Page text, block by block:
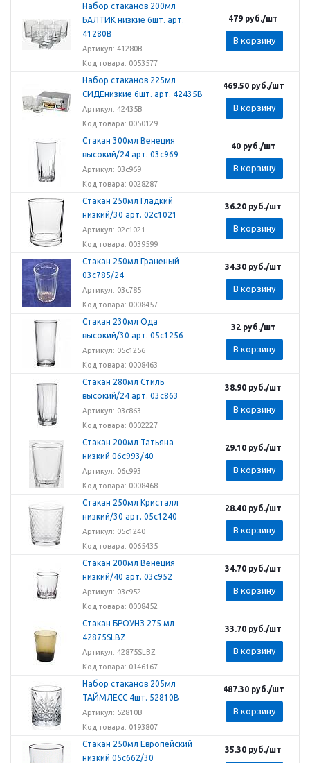
Набор стаканов 200мл
БАЛТИК низкие 6шт. арт.
41280B
Артикул: 41280B
Код товара: 0053577
479 руб./шт
В корзину
Набор стаканов 225мл
СИДЕнизкие 6шт. арт. 42435B
Артикул: 42435B
Код товара: 0050129
469.50руб./шт
В корзину
Стакан 300мл Венеция
высокий/24 арт. 03с969
Артикул: 03с969
Код товара: 0028287
40руб./шт
В корзину
Стакан 250мл Гладкий
низкий/30 арт. 02с1021
Артикул: 02с1021
Код товара: 0039599
36.20 руб./шт
В корзину
Стакан 250мл Граненый
03с785/24
Артикул: 03с785
Код товара: 0008457
34.30 руб./шт
В корзину
Стакан 230мл Ода
высокий/30 арт. 05с1256
Артикул: 05с1256
Код товара: 0008463
32руб./шт
В корзину
Стакан 280мл Стиль
высокий/24 арт. 03с863
Артикул: 03с863
Код товара: 0002227
38.90 руб./шт
В корзину
Стакан 200мл Татьяна
низкий 06с993/40
Артикул: 06с993
Код товара: 0008468
29.10 руб./шт
В корзину
Стакан 250мл Кристалл
низкий/30 арт. 05с1240
Артикул: 05с1240
Код товара: 0065435
28.40 руб./шт
В корзину
Стакан 200мл Венеция
низкий/40 арт. 03с952
Артикул: 03с952
Код товара: 0008452
34.70 руб./шт
В корзину
Стакан БРОУНЗ 275 мл
42875SLBZ
Артикул: 42875SLBZ
Код товара: 0146167
33.70 руб./шт
В корзину
Набор стаканов 205мл
ТАЙМЛЕСС 4шт. 52810B
Артикул: 52810B
Код товара: 0193807
487.30руб./шт
В корзину
Стакан 250мл Европейский
низкий 05с662/30
35.30 руб./шт